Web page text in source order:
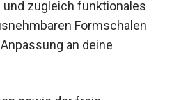
zugleich funktionales
Formschalen
an deine